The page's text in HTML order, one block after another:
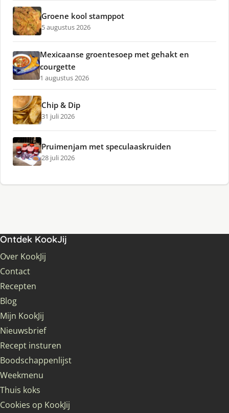
Groene kool stamppot
5 augustus 2026
Mexicaanse groentesoep met gehakt en
courgette
1 augustus 2026
Chip & Dip
31 juli 2026
Pruimenjam met speculaaskruiden
28 juli 2026
Ontdek KookJij
Over KookJij
Contact
Recepten
Blog
Mijn KookJij
Nieuwsbrief
Recept insturen
Boodschappenlijst
Weekmenu
Thuis koks
Cookies op KookJij